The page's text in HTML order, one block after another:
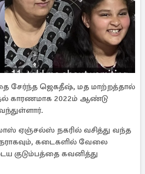
சேர்ந்த ஜெகதீஷ், மத மாற்றத்தால்
காரணமாக 2022ம் ஆண்டு
ஏஞ்சல்ஸ் நகரில் வசித்து வந்த
கடைகளில் வேலை
குடும்பத்தை கவனித்து